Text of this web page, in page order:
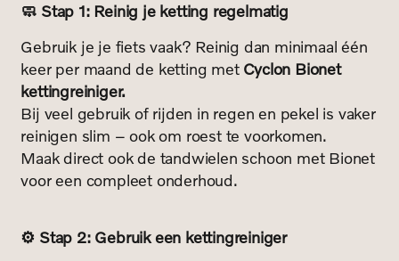
🧼 Stap 1: Reinig je ketting regelmatig
Gebruik je je fiets vaak? Reinig dan minimaal één
keer per maand de ketting met Cyclon Bionet
kettingreiniger.
Bij veel gebruik of rijden in regen en pekel is vaker
reinigen slim – ook om roest te voorkomen.
Maak direct ook de tandwielen schoon met Bionet
voor een compleet onderhoud.
⚙️ Stap 2: Gebruik een kettingreiniger